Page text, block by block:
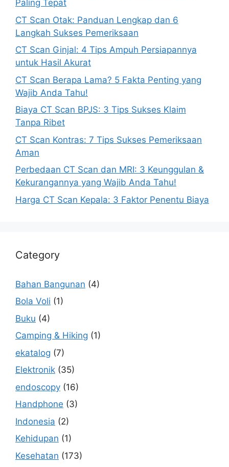
Paling Tepat
CT Scan Otak: Panduan Lengkap dan 6
Langkah Sukses Pemeriksaan
CT Scan Ginjal: 4 Tips Ampuh Persiapannya
untuk Hasil Akurat
CT Scan Berapa Lama? 5 Fakta Penting yang
Wajib Anda Tahu!
Biaya CT Scan BPJS: 3 Tips Sukses Klaim
Tanpa Ribet
CT Scan Kontras: 7 Tips Sukses Pemeriksaan
Aman
Perbedaan CT Scan dan MRI: 3 Keunggulan &
Kekurangannya yang Wajib Anda Tahu!
Harga CT Scan Kepala: 3 Faktor Penentu Biaya
Category
Bahan Bangunan (4)
Bola Voli (1)
Buku (4)
Camping & Hiking (1)
ekatalog (7)
Elektronik (35)
endoscopy (16)
Handphone (3)
Indonesia (2)
Kehidupan (1)
Kesehatan (173)